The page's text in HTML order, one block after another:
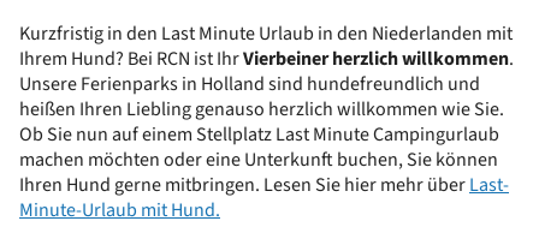
Kurzfristig in den Last Minute Urlaub in den Niederlanden mit
Ihrem Hund? Bei RCN ist IhrVierbeiner herzlich willkommen.
Unsere Ferienparks in Holland sind hundefreundlich und
heißen Ihren Liebling genauso herzlich willkommen wie Sie.
Ob Sie nun auf einem Stellplatz Last Minute Campingurlaub
machen möchten oder eine Unterkunft buchen, Sie können
Ihren Hund gerne mitbringen. Lesen Sie hier mehr überLast-
Minute-Urlaub mit Hund.